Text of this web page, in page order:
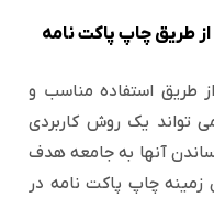
طریق چاپ پاکت نامه
طریق استفاده مناسب و
تواند یک روش کاربردی
آنها به جامعه هدف
زمینه چاپ پاکت نامه در